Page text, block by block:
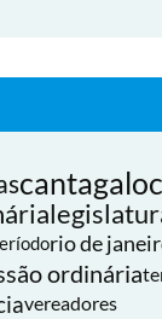
cantagalo
rio de
ordinária
vereadores